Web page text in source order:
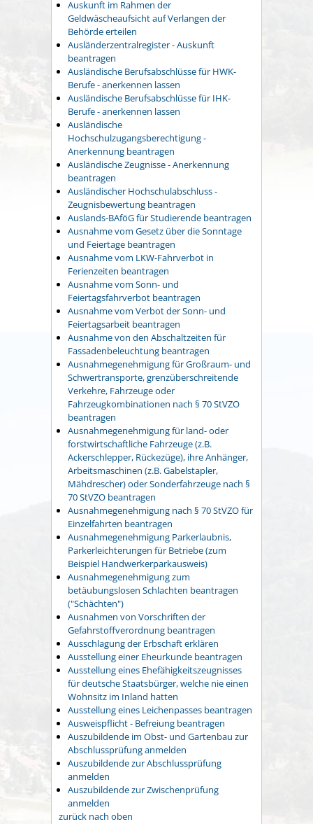
Auskunft im Rahmen der
Geldwäscheaufsicht auf Verlangen der
Behörde erteilen
Ausländerzentralregister - Auskunft
beantragen
Ausländische Berufsabschlüsse für HWK-
Berufe - anerkennen lassen
Ausländische Berufsabschlüsse für IHK-
Berufe - anerkennen lassen
Ausländische
Hochschulzugangsberechtigung -
Anerkennung beantragen
Ausländische Zeugnisse - Anerkennung
beantragen
Ausländischer Hochschulabschluss -
Zeugnisbewertung beantragen
Auslands-BAföG für Studierende beantragen
Ausnahme vom Gesetz über die Sonntage
und Feiertage beantragen
Ausnahme vom LKW-Fahrverbot in
Ferienzeiten beantragen
Ausnahme vom Sonn- und
Feiertagsfahrverbot beantragen
Ausnahme vom Verbot der Sonn- und
Feiertagsarbeit beantragen
Ausnahme von den Abschaltzeiten für
Fassadenbeleuchtung beantragen
Ausnahmegenehmigung für Großraum- und
Schwertransporte, grenzüberschreitende
Verkehre, Fahrzeuge oder
Fahrzeugkombinationen nach § 70 StVZO
beantragen
Ausnahmegenehmigung für land- oder
forstwirtschaftliche Fahrzeuge (z.B.
Ackerschlepper, Rückezüge), ihre Anhänger,
Arbeitsmaschinen (z.B. Gabelstapler,
Mähdrescher) oder Sonderfahrzeuge nach §
70 StVZO beantragen
Ausnahmegenehmigung nach § 70 StVZO für
Einzelfahrten beantragen
Ausnahmegenehmigung Parkerlaubnis,
Parkerleichterungen für Betriebe (zum
Beispiel Handwerkerparkausweis)
Ausnahmegenehmigung zum
betäubungslosen Schlachten beantragen
("Schächten")
Ausnahmen von Vorschriften der
Gefahrstoffverordnung beantragen
Ausschlagung der Erbschaft erklären
Ausstellung einer Eheurkunde beantragen
Ausstellung eines Ehefähigkeitszeugnisses
für deutsche Staatsbürger, welche nie einen
Wohnsitz im Inland hatten
Ausstellung eines Leichenpasses beantragen
Ausweispflicht - Befreiung beantragen
Auszubildende im Obst- und Gartenbau zur
Abschlussprüfung anmelden
Auszubildende zur Abschlussprüfung
anmelden
Auszubildende zur Zwischenprüfung
anmelden
zurück nach oben